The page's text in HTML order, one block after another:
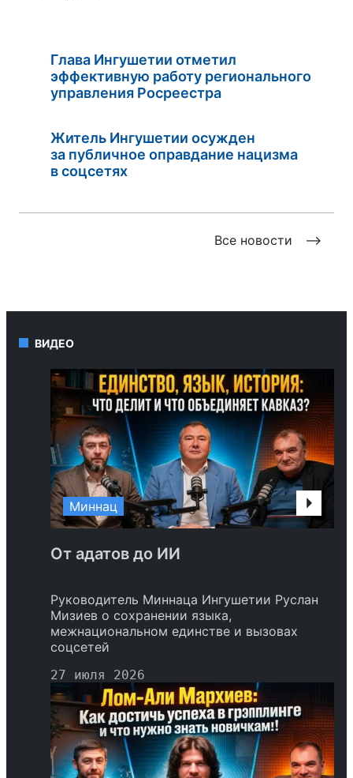
Глава Ингушетии отметил
эффективную работу регионального
управления Росреестра
Житель Ингушетии осужден
за публичное оправдание нацизма
в соцсетях
Все новости
ВИДЕО
Миннац
От адатов до ИИ
Руководитель Миннаца Ингушетии Руслан
Мизиев о сохранении языка,
межнациональном единстве и вызовах
соцсетей
27 июля 2026